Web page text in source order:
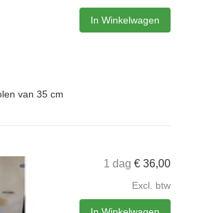
In Winkelwagen
van 35 cm
1 dag € 36,00
Excl. btw